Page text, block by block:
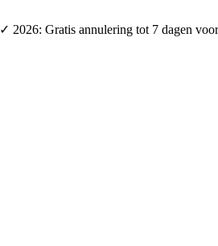
✓ 2026: Gratis annulering tot 7 dagen